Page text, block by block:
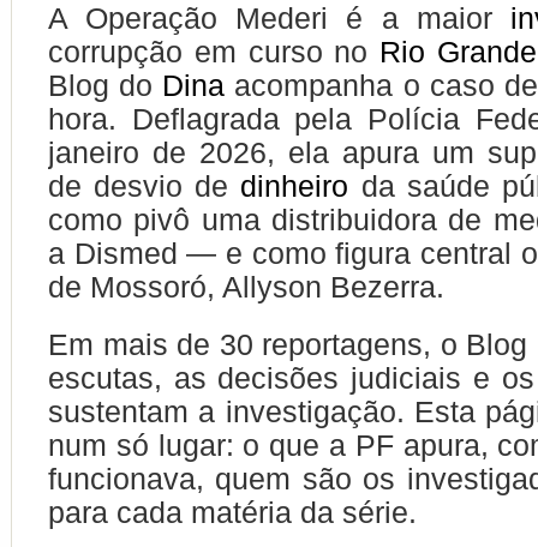
A Operação Mederi é a maior
corrupção em curso no Rio
Blog do Dina acompanha o caso
hora. Deflagrada pela Polícia
janeiro de 2026, ela apura um
de desvio de dinheiro da saúde
como pivô uma distribuidora de
a Dismed — e como figura central
de Mossoró, Allyson Bezerra.
Em mais de 30 reportagens, o
escutas, as decisões judiciais e
sustentam a investigação. Esta
num só lugar: o que a PF apura,
funcionava, quem são os
para cada matéria da série.